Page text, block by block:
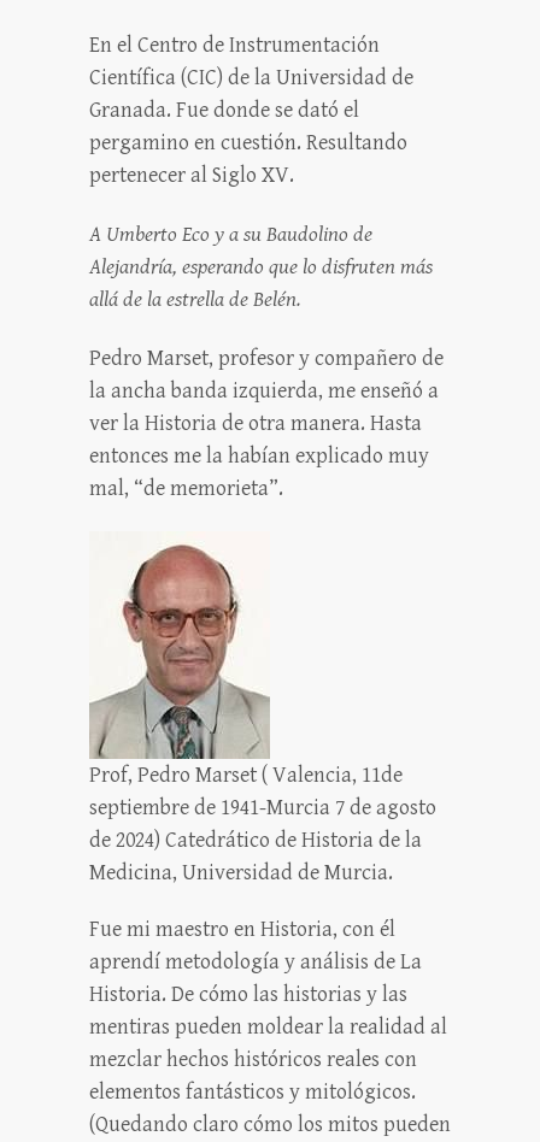
En el Centro de Instrumentación
Científica (CIC) de la Universidad de
Granada. Fue donde se dató el
pergamino en cuestión. Resultando
pertenecer al Siglo XV.
A Umberto Eco y a su Baudolino de
Alejandría, esperando que lo disfruten más
allá de la estrella de Belén.
Pedro Marset, profesor y compañero de
la ancha banda izquierda, me enseñó a
ver la Historia de otra manera. Hasta
entonces me la habían explicado muy
mal, “de memorieta”.
Prof, Pedro Marset ( Valencia, 11de
septiembre de 1941-Murcia 7 de agosto
de 2024) Catedrático de Historia de la
Medicina, Universidad de Murcia.
Fue mi maestro en Historia, con él
aprendí metodología y análisis de La
Historia. De cómo las historias y las
mentiras pueden moldear la realidad al
mezclar hechos históricos reales con
elementos fantásticos y mitológicos.
(Quedando claro cómo los mitos pueden